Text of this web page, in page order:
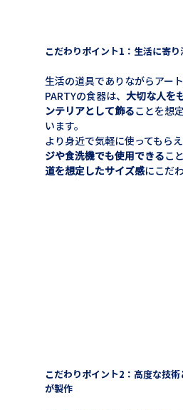
こだわりポイント1：生活に寄り
生活の道具でありながらアー
PARTYの食器は、 大切な人を
ンテリアとして飾ることを想
います。
より身近で気軽に使ってもらえ
ジや食洗機でも使用できるこ
道を想定したサイズ感にこだ
こだわりポイント2：高度な技
が製作